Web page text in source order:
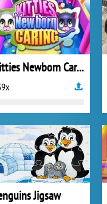
Kitties Newborn Caring
Jigsaw